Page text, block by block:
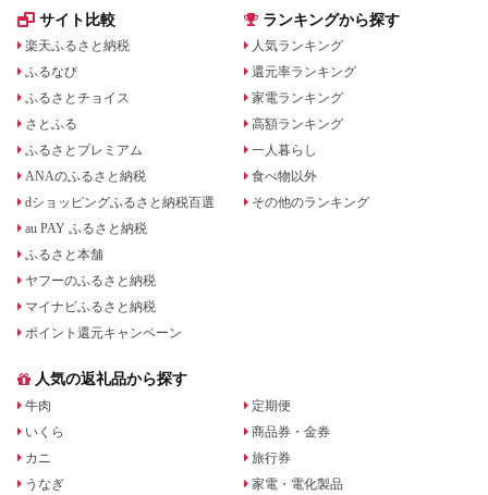
サイト比較
楽天ふるさと納税
ふるなび
ふるさとチョイス
さとふる
ふるさとプレミアム
ANAのふるさと納税
dショッピングふるさと納税百選
au PAY ふるさと納税
ふるさと本舗
ヤフーのふるさと納税
マイナビふるさと納税
ポイント還元キャンペーン
ランキングから探す
人気ランキング
還元率ランキング
家電ランキング
高額ランキング
一人暮らし
食べ物以外
その他のランキング
人気の返礼品から探す
牛肉
いくら
カニ
うなぎ
定期便
商品券・金券
旅行券
家電・電化製品